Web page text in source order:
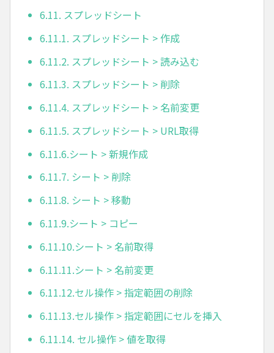
6.11. スプレッドシート
6.11.1. スプレッドシート > 作成
6.11.2. スプレッドシート > 読み込む
6.11.3. スプレッドシート > 削除
6.11.4. スプレッドシート > 名前変更
6.11.5. スプレッドシート > URL取得
6.11.6.シート > 新規作成
6.11.7. シート > 削除
6.11.8. シート > 移動
6.11.9.シート > コピー
6.11.10.シート > 名前取得
6.11.11.シート > 名前変更
6.11.12.セル操作 > 指定範囲の削除
6.11.13.セル操作 > 指定範囲にセルを挿入
6.11.14. セル操作 > 値を取得